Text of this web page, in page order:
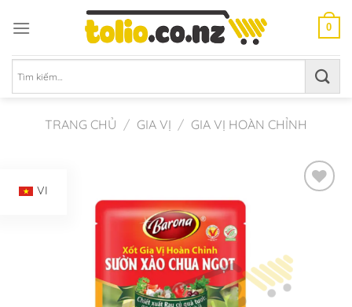
đến
0
kiếm:
TRANG CHỦ / GIA VỊ / GIA VỊ HOÀN CHỈNH
VI